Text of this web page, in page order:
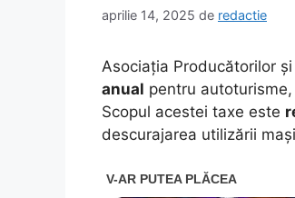
aprilie 14, 2025 de redactie
Asociația Producătorilor
anual pentru
Scopul acestei taxe este
descurajarea utilizării